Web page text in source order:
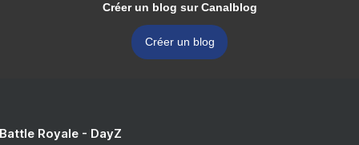
Créer un blog sur Canalblog
Créer un blog
Royale - DayZ